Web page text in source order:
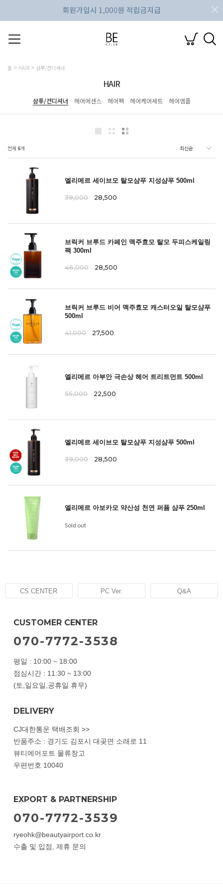
홈 HAIR 샴푸/컨디셔너
HAIR
샴푸/컨디셔너 헤어에센스 헤어팩 헤어케어세트 헤어앰플
전체 6개
엘리메르 세이브모 탈모샴푸 지성샴푸 500ml
39,000 28,500
브릭커 브루드 카페인 맥주효모 탈모 두피스케일링
팩 300ml
46,000 28,500
브릭커 브루드 비어 맥주효모 캐스터오일 탈모샴푸
500ml
41,000 27,500
엘리메르 아부안 극손상 헤어 트리트먼트 500ml
55,000 22,500
엘리메르 세이브모 탈모샴푸 지성샴푸 500ml
39,000 28,500
엘리메르 아보카모 약산성 천연 퍼퓸 샴푸 250ml
Sold out
CS CENTER PC Ver. Q&A
CUSTOMER CENTER
070-7772-3538
평일 : 10:00 ~ 18:00
점심시간 : 11:30 ~ 13:00
(토,일요일,공휴일 휴무)
DELIVERY
CJ대한통운 택배조회 >>
반품주소 : 경기도 김포시 대곶면 소래로 11
뷰티에어포트 물류창고
우편번호 10040
EXPORT & PARTNERSHIP
070-7772-3539
ryeohk@beautyairport.co.kr
수출 및 입점, 제휴 문의